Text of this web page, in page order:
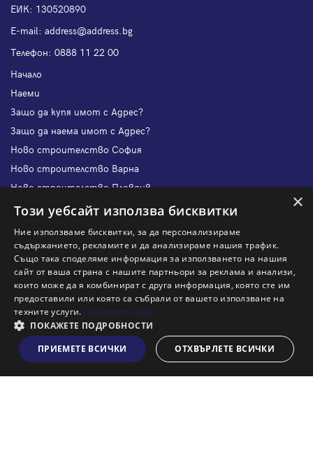
Виж на картата
ЕИК: 130520890
Е-mail: address@address.bg
Телефон: 0888 11 22 00
Начало
Наеми
Защо да купя имот с Адрес?
Защо да наема имот с Адрес?
Ново строителство София
Ново строителство Варна
Ново строителство Пловдив
Ново строителство Бургас
Защо да отдам имот с Адрес?
Наши офиси
Кариери
Кои сме ние?
Франчайз
Блог
Искаш ли да получаваш актуална информация за пазара
на недвижими имоти?
×
Този уебсайт използва бисквитки
Ние използваме бисквитки, за да персонализираме
съдържанието, рекламите и да анализираме нашия трафик.
Също така споделяме информация за използването на нашия
сайт от ваша страна с нашите партньори за реклама и анализи,
които може да я комбинират с друга информация, която сте им
предоставили или която са събрали от вашето използване на
техните услуги. Прочетете още
ПОКАЖЕТЕ ПОДРОБНОСТИ
ПРИЕМЕТЕ ВСИЧКИ
ОТХВЪРЛЕТЕ ВСИЧКИ